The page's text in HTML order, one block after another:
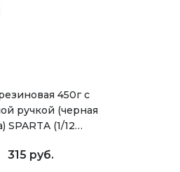
450г с
ручкой (черная
SPARTA (1/12…
315 руб.